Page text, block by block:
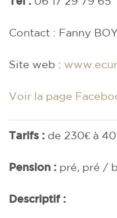
Contact : Fanny
Site web :
Voir la page
Tarifs : de 230€ à
Pension : pré, pré /
Descriptif :